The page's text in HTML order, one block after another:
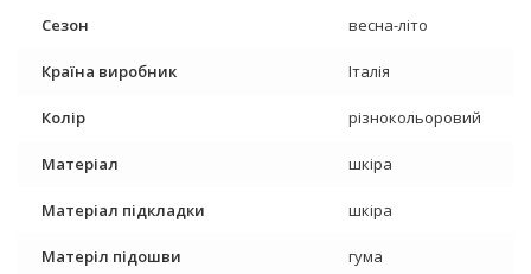
Сезон весна-літо
Країна виробник Італія
Колір різнокольоровий
Матеріал шкіра
Матеріал підкладки шкіра
Матеріл підошви гума